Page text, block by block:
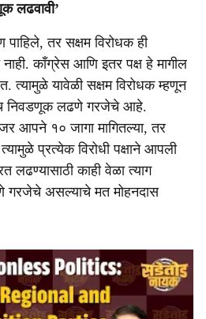
लढवावी’
पाहिले, तर सक्षम विरोधक ही
काँग्रेस आणि इतर पक्ष हे मागील
त्यामुळे यावेळी सक्षम विरोधक म्हणून
निवडणूक लढणे गरजेचे आहे.
आपने १० जागा मागितल्या, तर
प्रत्येक विरोधी पक्षाने आपली
काही वेळा त्याग
गरजेचे असल्याचे मत मोहनदास